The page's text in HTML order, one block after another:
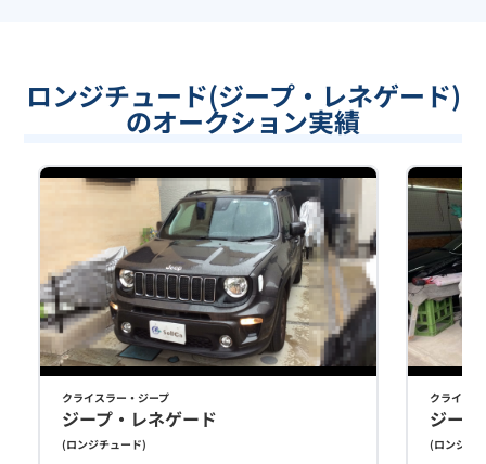
ロンジチュード(ジープ・レネゲード)
のオークション実績
クライスラー・ジープ
ジープ・レネゲード
(ロンジチュード)
クライス
ジー
(ロンジチ